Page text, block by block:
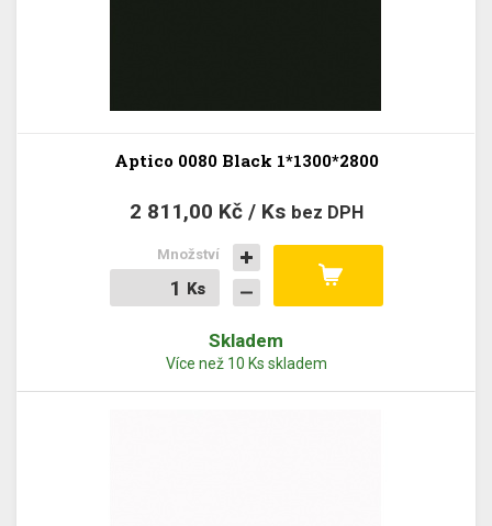
Aptico 0080 Black 1*1300*2800
2 811,00 Kč / Ks bez DPH
Ks
Ks
Množství
Skladem
Více než 10 Ks skladem